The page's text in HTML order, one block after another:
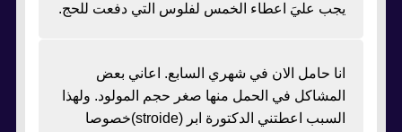
يجب عليَ اعطاء الخمس لفلوس التي دفعت للحج.
انا حامل الان في شهري السابع. اعاني بعض
المشاكل في الحمل منها صغر حجم المولود. ولهذا
السبب اعطتني الدكتورة ابر (stroide)خصوصا